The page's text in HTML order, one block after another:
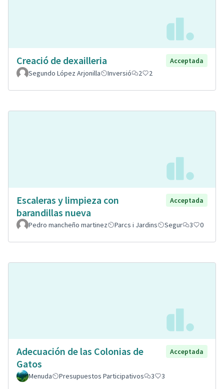
Creació de dexailleria
Acceptada
Segundo López Arjonilla
Inversió 2 2
Escaleras y limpieza con
barandillas nueva
Acceptada
Pedro mancheño martinez Parcs i Jardins Segur 3 0
Adecuación de las Colonias de
Gatos
Acceptada
Menuda Presupuestos Participativos 3 3